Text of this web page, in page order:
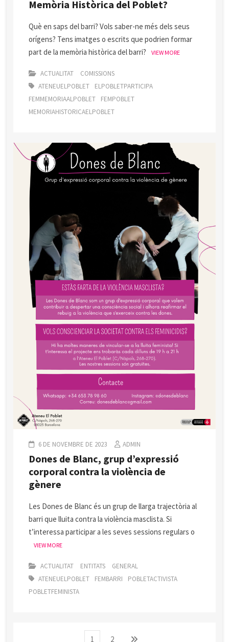
Memòria Històrica del Poblet?
Què en saps del barri? Vols saber-ne més dels seus
orígens? Tens imatges o escrits que podrien formar
part de la memòria històrica del barri?
VIEW MORE
ACTUALITAT
COMISSIONS
ATENEUELPOBLET
ELPOBLETPARTICIPA
FEMMEMORIAALPOBLET
FEMPOBLET
MEMORIAHISTORICAELPOBLET
6 DE NOVEMBRE DE 2023 ADMIN
Dones de Blanc, grup d’expressió
corporal contra la violència de
gènere
Les Dones de Blanc és un grup de llarga trajectòria al
barri que lluita contra la violència masclista. Si
t’interessa participar a les seves sessions regulars o
VIEW MORE
ACTUALITAT ENTITATS
GENERAL
ATENEUELPOBLET
FEMBARRI
POBLETACTIVISTA
POBLETFEMINISTA
Page
1 Page
2